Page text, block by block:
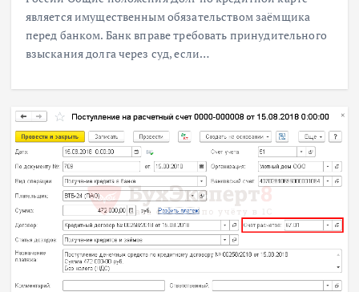
является имущественным обязательством заёмщика
перед банком. Банк вправе требовать принудительного
взыскания долга через суд, если…